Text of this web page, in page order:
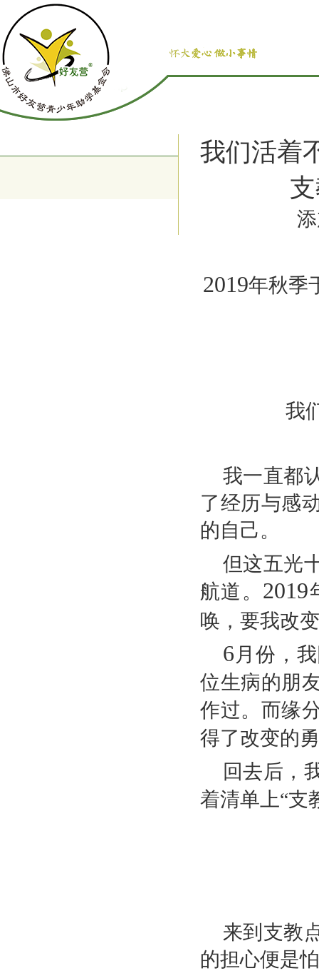
我们活着
2019年秋季
我
我一直都
了经历与感
的自己。
但这五光
航道。 2019
唤，要我改
6 月份，
位生病的朋
作过。而缘
得了改变的
回去后，
着清单上“支
来到支教
的担心便是